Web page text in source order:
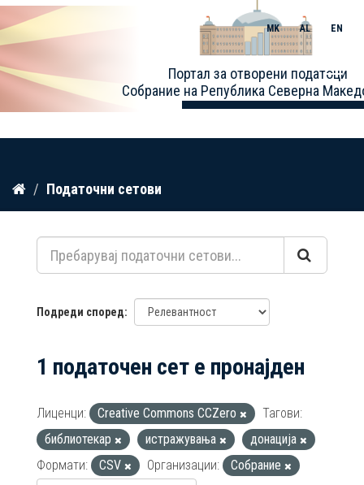
Прескокнете
содржина
Портал за отворени податоци
Собрание на Република Северна
MK AL EN
Toggle
Податочни сетови
Подреди според
1 податочен сет е пронајден
Лиценци: Creative Commons CCZero
Тагови:
библиотекар
истражувања
донација
Формати:
CSV Организации: Собрание